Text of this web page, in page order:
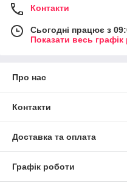
Контакти
Сьогодні працює з
Показати весь графік
Про нас
Контакти
Доставка та оплата
Графік роботи